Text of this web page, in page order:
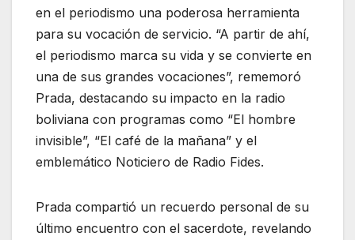
en el periodismo una poderosa herramienta
para su vocación de servicio. “A partir de ahí,
el periodismo marca su vida y se convierte en
una de sus grandes vocaciones”, rememoró
Prada, destacando su impacto en la radio
boliviana con programas como “El hombre
invisible”, “El café de la mañana” y el
emblemático Noticiero de Radio Fides.
Prada compartió un recuerdo personal de su
último encuentro con el sacerdote, revelando